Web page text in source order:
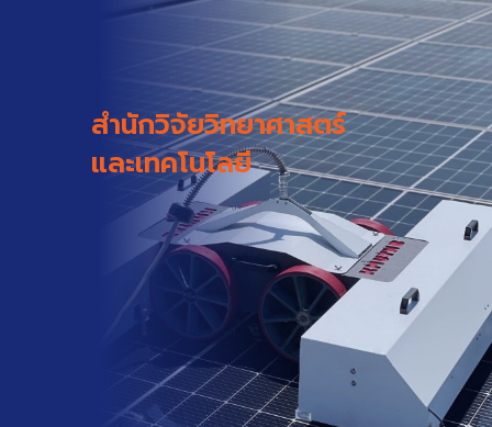
สำนักวิจัยวิทยาศาสตร์
และเทคโนโลยี